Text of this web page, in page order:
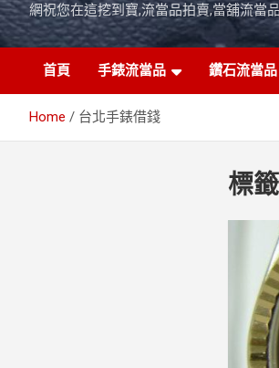
網祝您在這挖到寶,流當品拍賣,當舖流當
首頁 手錶流當品 鑽石流當品
Home 台北手錶借錢
標